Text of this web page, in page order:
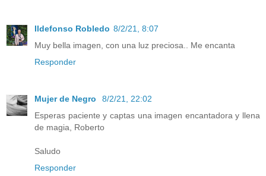
Ildefonso Robledo 8/2/21, 8:07
Muy bella imagen, con una luz preciosa.. Me encanta
Responder
Mujer de Negro
8/2/21, 22:02
Esperas paciente y captas una imagen encantadora y llena
de magia, Roberto
Saludo
Responder